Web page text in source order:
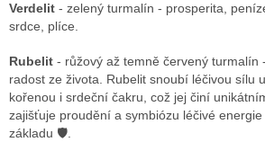
Verdelit - zelený turmalín - prosperita,
srdce, plíce.
Rubelit - růžový až temně červený turmalín
radost ze života. Rubelit snoubí léčivou sílu
kořenou i srdeční čakru, což jej činí
zajišťuje proudění a symbiózu léčivé
základu 🛡.